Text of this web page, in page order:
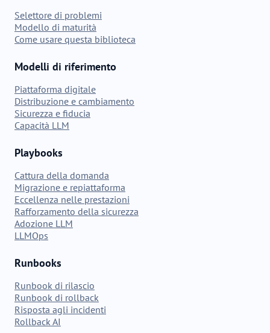
Selettore di problemi
Modello di maturità
Come usare questa biblioteca
Modelli di riferimento
Piattaforma digitale
Distribuzione e cambiamento
Sicurezza e fiducia
Capacità LLM
Playbooks
Cattura della domanda
Migrazione e repiattaforma
Eccellenza nelle prestazioni
Rafforzamento della sicurezza
Adozione LLM
LLMOps
Runbooks
Runbook di rilascio
Runbook di rollback
Risposta agli incidenti
Rollback AI